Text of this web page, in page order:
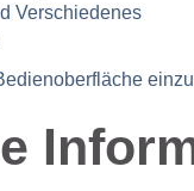
Verschiedenes